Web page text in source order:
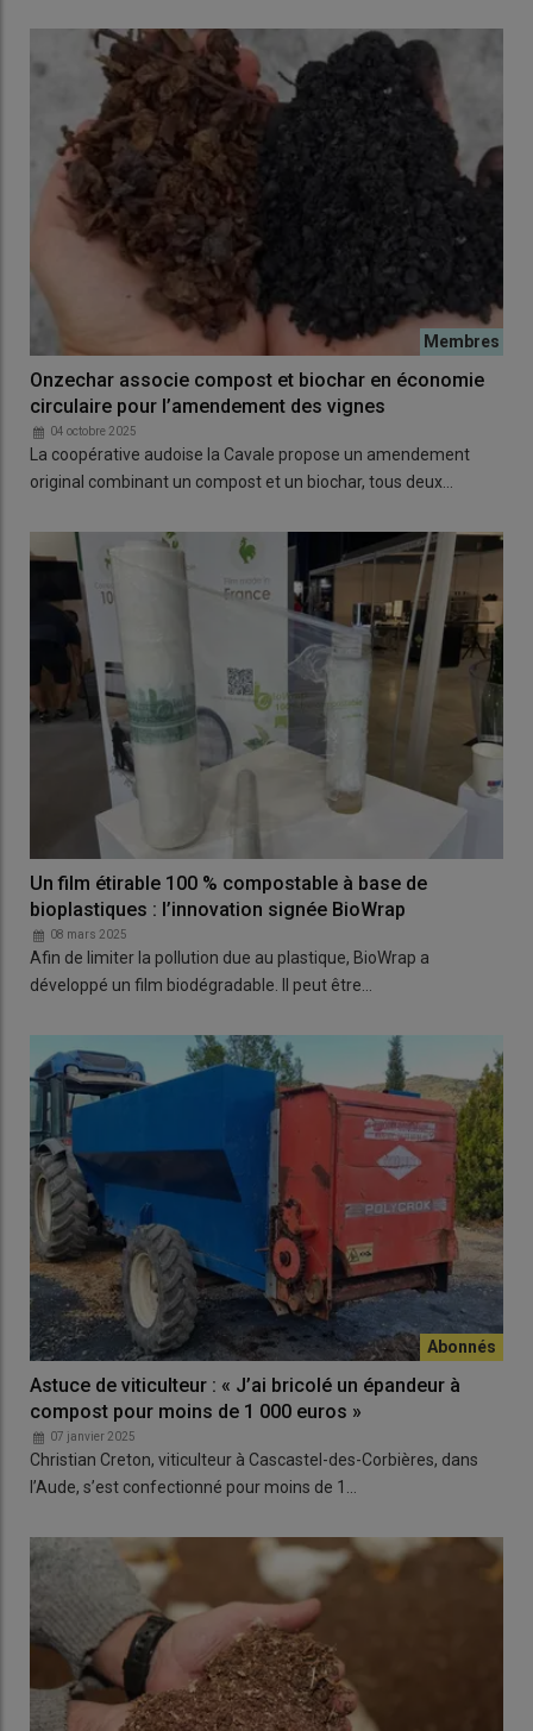
Onzechar associe compost et biochar en économie
circulaire pour l’amendement des vignes
04 octobre 2025
La coopérative audoise la Cavale propose un amendement
original combinant un compost et un biochar, tous deux…
Un film étirable 100 % compostable à base de
bioplastiques : l’innovation signée BioWrap
08 mars 2025
Afin de limiter la pollution due au plastique, BioWrap a
développé un film biodégradable. Il peut être…
Astuce de viticulteur : « J’ai bricolé un épandeur à
compost pour moins de 1 000 euros »
07 janvier 2025
Christian Creton, viticulteur à Cascastel-des-Corbières, dans
l’Aude, s’est confectionné pour moins de 1…